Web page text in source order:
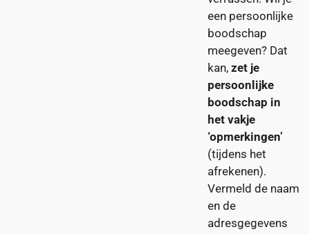
een persoonlijke
boodschap
meegeven? Dat
kan, zet je
persoonlijke
boodschap in
het vakje
‘opmerkingen’
(tijdens het
afrekenen).
Vermeld de naam
en de
adresgegevens